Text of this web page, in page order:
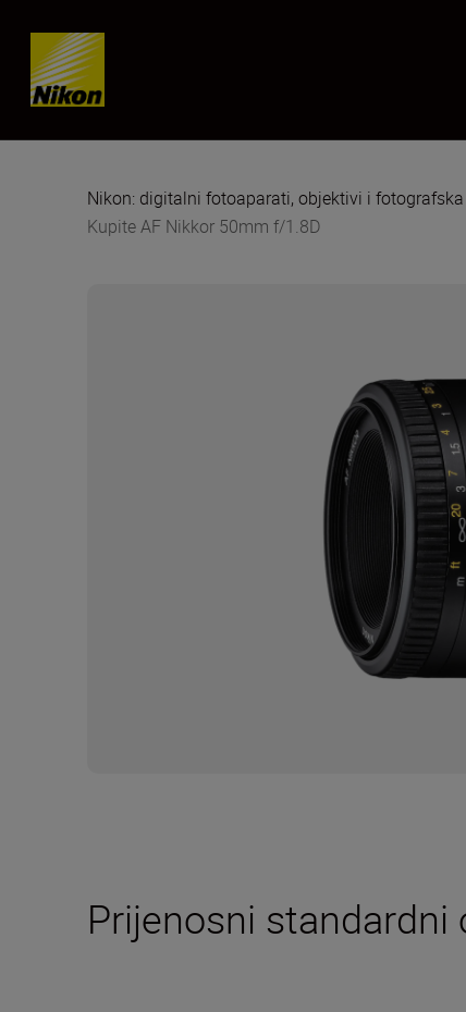
Skip content
Nikon: digitalni fotoaparati, objektivi i
Kupite AF Nikkor 50mm f/1.8D
Prijenosni standardni